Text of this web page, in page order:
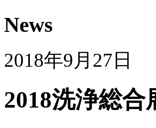
News
2018年9月27日
2018洗浄総